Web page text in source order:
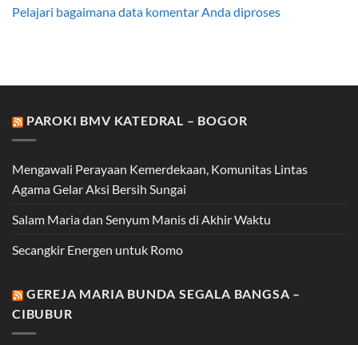
Pelajari bagaimana data komentar Anda diproses
PAROKI BMV KATEDRAL – BOGOR
Mengawali Perayaan Kemerdekaan, Komunitas Lintas
Agama Gelar Aksi Bersih Sungai
Salam Maria dan Senyum Manis di Akhir Waktu
Secangkir Energen untuk Romo
GEREJA MARIA BUNDA SEGALA BANGSA –
CIBUBUR